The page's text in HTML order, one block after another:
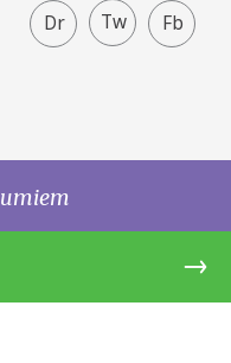
Facebook
share
Twitter